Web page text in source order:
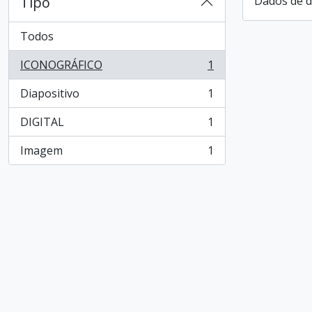
Todos
ICONOGRÁFICO
, 1 resultados
1
Diapositivo
, 1 resultados
1
DIGITAL
, 1 resultados
1
Imagem
, 1 resultados 1